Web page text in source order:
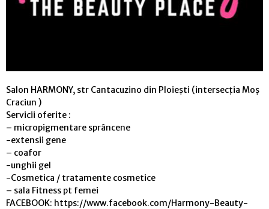
Salon HARMONY, str Cantacuzino din Ploiești (intersecția Moș
Craciun )
Servicii oferite :
– micropigmentare sprâncene
-extensii gene
– coafor
-unghii gel
-Cosmetica / tratamente cosmetice
– sala Fitness pt femei
FACEBOOK: https://www.facebook.com/Harmony-Beauty-